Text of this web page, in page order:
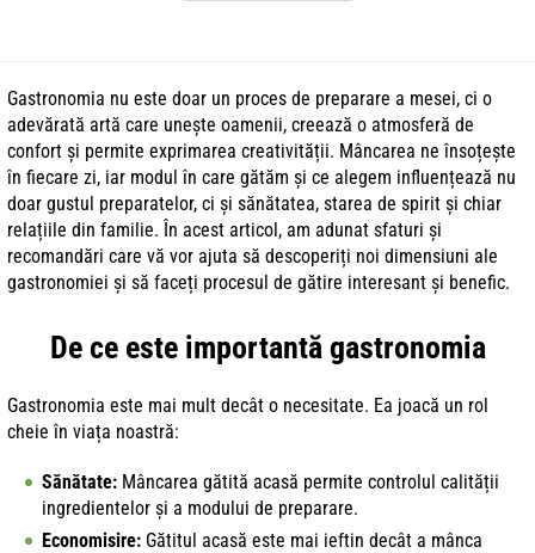
Gastronomia nu este doar un proces de preparare a mesei, ci o
adevărată artă care unește oamenii, creează o atmosferă de
confort și permite exprimarea creativității. Mâncarea ne însoțește
în fiecare zi, iar modul în care gătăm și ce alegem influențează nu
doar gustul preparatelor, ci și sănătatea, starea de spirit și chiar
relațiile din familie. În acest articol, am adunat sfaturi și
recomandări care vă vor ajuta să descoperiți noi dimensiuni ale
gastronomiei și să faceți procesul de gătire interesant și benefic.
De ce este importantă gastronomia
Gastronomia este mai mult decât o necesitate. Ea joacă un rol
cheie în viața noastră:
Sănătate: Mâncarea gătită acasă permite controlul calității
ingredientelor și a modului de preparare.
Economisire: Gătitul acasă este mai ieftin decât a mânca